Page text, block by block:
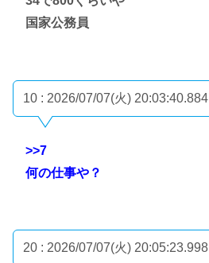
国家公務員
10 : 2026/07/07(火) 20:03:40.884
>>7
何の仕事や？
20 : 2026/07/07(火) 20:05:23.998